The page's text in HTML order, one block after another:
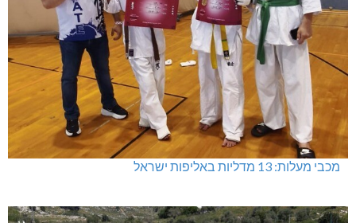
מעלות-תרשיחא: פסטיבל "באגליל - שכנים"